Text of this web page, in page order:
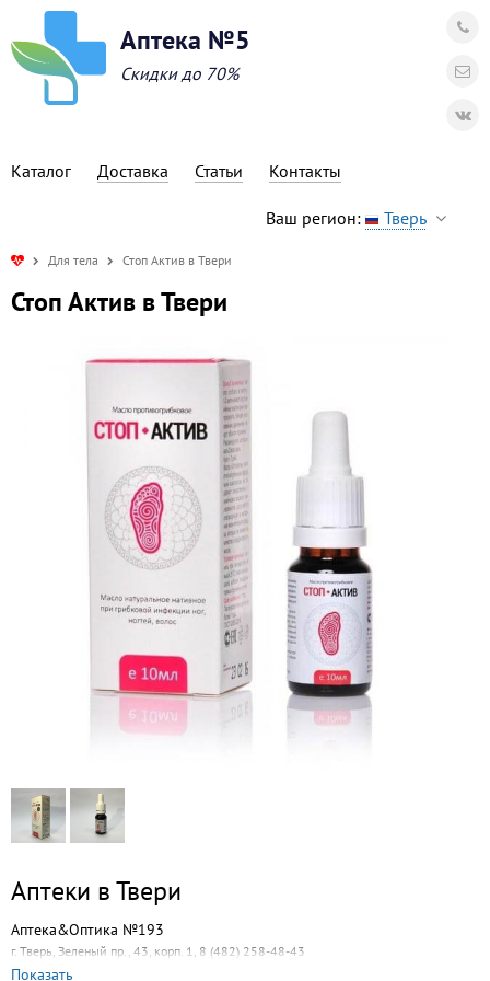
Аптека №5
Скидки до 70%
Каталог Доставка Статьи Контакты
Ваш регион: Тверь
Для тела Стоп Актив в Твери
Стоп Актив в Твери
Аптеки в Твери
Аптека&Оптика №193
г. Тверь, Зеленый пр., 43, корп. 1, 8 (482) 258-48-43
Показать